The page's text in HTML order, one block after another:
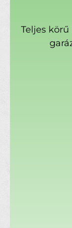
Teljes